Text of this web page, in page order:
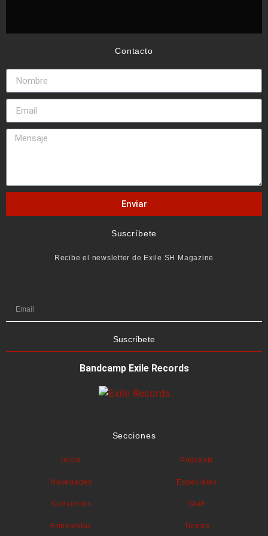
Contacto
Enviar
Suscríbete
Recibe el newsletter de Exile SH Magazine
Suscríbete
Bandcamp Exile Records
Secciones
Inicio
Novedades
Conciertos
Entrevistas
Podcasts
Especiales
Staff
Tienda